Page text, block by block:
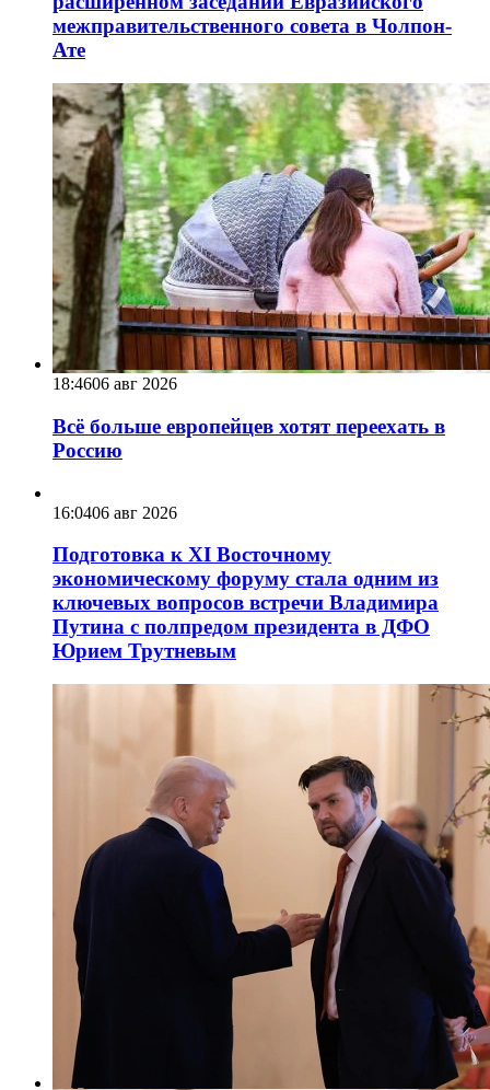
межправительственного совета в Чолпон-
Ате
18:4606 авг 2026
Всё больше европейцев хотят переехать в
Россию
16:0406 авг 2026
Подготовка к XI Восточному
экономическому форуму стала одним из
ключевых вопросов встречи Владимира
Путина с полпредом президента в ДФО
Юрием Трутневым